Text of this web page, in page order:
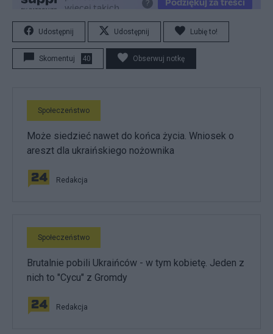
Udostępnij Udostępnij Lubię to!
Skomentuj 40 Obserwuj notkę
Społeczeństwo
Może siedzieć nawet do końca życia. Wniosek o
areszt dla ukraińskiego nożownika
Redakcja
Społeczeństwo
Brutalnie pobili Ukraińców - w tym kobietę. Jeden z
nich to "Cycu" z Gromdy
Redakcja